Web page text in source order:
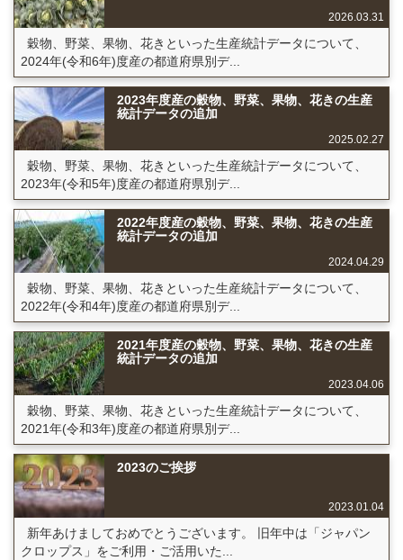
2026.03.31
穀物、野菜、果物、花きといった生産統計データについて、
2024年(令和6年)度産の都道府県別デ...
2023年度産の穀物、野菜、果物、花きの生産
統計データの追加
2025.02.27
穀物、野菜、果物、花きといった生産統計データについて、
2023年(令和5年)度産の都道府県別デ...
2022年度産の穀物、野菜、果物、花きの生産
統計データの追加
2024.04.29
穀物、野菜、果物、花きといった生産統計データについて、
2022年(令和4年)度産の都道府県別デ...
2021年度産の穀物、野菜、果物、花きの生産
統計データの追加
2023.04.06
穀物、野菜、果物、花きといった生産統計データについて、
2021年(令和3年)度産の都道府県別デ...
2023のご挨拶
2023.01.04
新年あけましておめでとうございます。 旧年中は「ジャパン
クロップス」をご利用・ご活用いた...